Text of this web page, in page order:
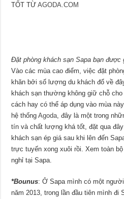
TỐT TỪAGODA.COM
Đặt phòng khách sạn Sapa bạn được
Vào các mùa cao điểm, việc đặt
khăn bởi số lượng du khách đổ về
khách sạn thường không giữ chỗ
cách hay có thể áp dụng vào mùa
hệ thốngAgoda , đây là một trong
tín và chất lượng khá tốt, đặt qua
khách sạn ép giá sau khi lên đến
trực tuyến xong xuôi rồi. Xem toàn
nghỉ tại Sapa.
*Bounus: Ở Sapa mình có một
năm 2013, trong lần đầu tiên mình đi